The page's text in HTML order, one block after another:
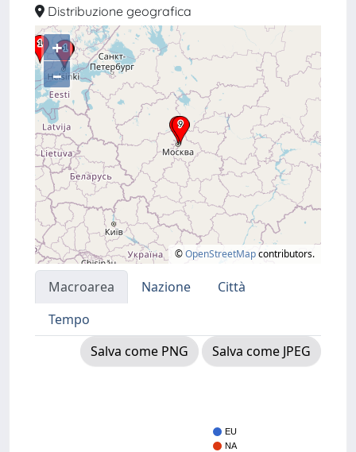
Distribuzione geografica
+
–
©OpenStreetMapcontributors.
Macroarea Nazione
Città
Tempo
Salva come PNG
Salva come JPEG
EU
NA